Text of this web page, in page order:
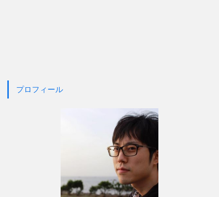
プロフィール